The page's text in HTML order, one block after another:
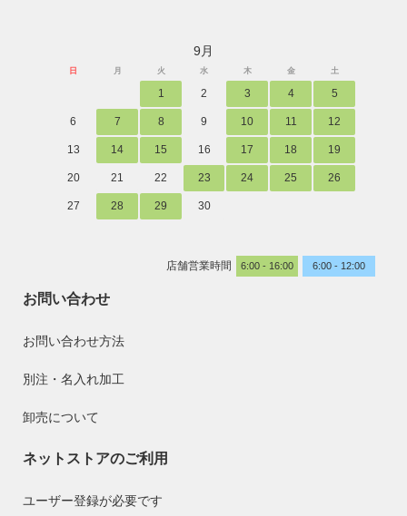
9月
日 月 火 水 木 金 土
1 2 3 4 5
6 7 8 9 10 11 12
13 14 15 16 17 18 19
20 21 22 23 24 25 26
27 28 29 30
店舗営業時間 6:00 - 16:00 6:00 - 12:00
お問い合わせ
お問い合わせ方法
別注・名入れ加工
卸売について
ネットストアのご利用
ユーザー登録が必要です